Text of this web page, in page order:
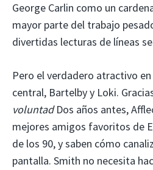
George Carlin como un
mayor parte del trabajo
divertidas lecturas de líneas
Pero el verdadero atractivo en
central, Bartelby y Loki.
voluntadDos años antes,
mejores amigos favoritos de
de los 90, y saben cómo
pantalla. Smith no necesita